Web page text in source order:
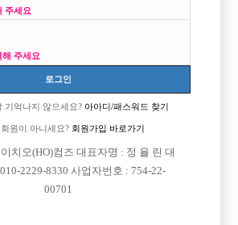
주세요
해 주세요
로그인
기억나지 않으세요? 아아디/패스워드 찾기
원이 아니세요?회원가입 바로가기
치오(HO)컴즈 대표자명 : 정 율 린 대
2229-8330 사업자번호 : 754-22-
00701
업자번호 : 754-22-00701
License: 제2018-서울영등포-0273
Gu Kyeong-In Ro 775, 803-163
연락처 : 010-2229-8330
일: jungbbar11@gmail.com
제공사업자번호: j1204020180002
수 구인구직 전문 - 선수나라 All RIGHTS RESERVED.